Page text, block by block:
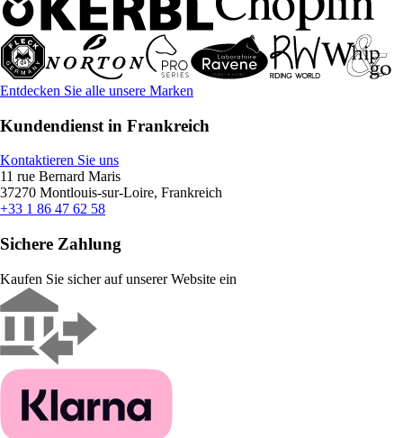
Entdecken Sie alle unsere Marken
Kundendienst in Frankreich
Kontaktieren Sie uns
11 rue Bernard Maris
37270 Montlouis-sur-Loire, Frankreich
+33 1 86 47 62 58
Sichere Zahlung
Kaufen Sie sicher auf unserer Website ein